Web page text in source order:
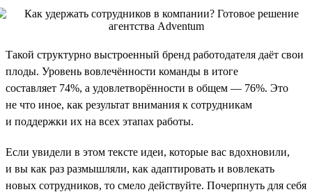
Такой структурно выстроенный бренд работодателя даёт свои
плоды. Уровень вовлечённости команды в итоге
составляет 74%, а удовлетворённости в общем — 76%. Это
не что иное, как результат внимания к сотрудникам
и поддержки их на всех этапах работы.
Если увидели в этом тексте идеи, которые вас вдохновили,
и вы как раз размышляли, как адаптировать и вовлекать
новых сотрудников, то смело действуйте. Почерпнуть для себя